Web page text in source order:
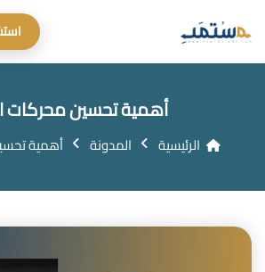
أهمية تحسين محركات
الرئيسية المدونة أهمية